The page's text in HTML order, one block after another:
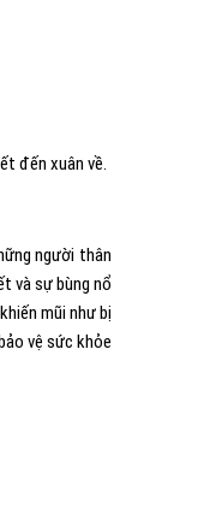
đến xuân về.
người thân
và sự bùng nổ
mũi như bị
vệ sức khỏe